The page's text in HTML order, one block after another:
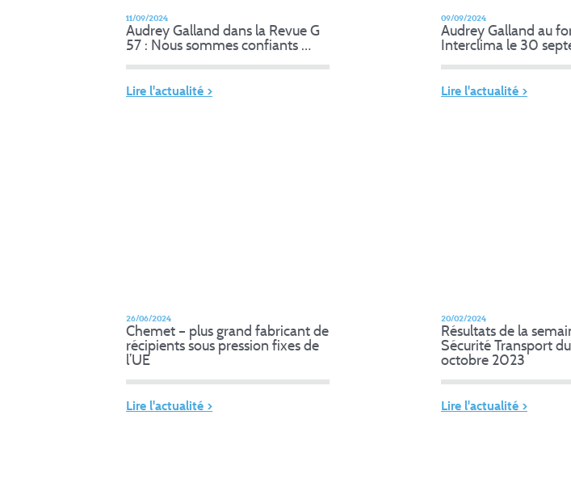
11/09/2024
Audrey Galland dans la Revue G
57 : Nous sommes confiants …
Lire l'actualité >
09/09/2024
Audrey Galland au
Interclima le 30
Lire l'actualité >
26/06/2024
Chemet – plus grand fabricant de
récipients sous pression fixes de
l’UE
Lire l'actualité >
20/02/2024
Résultats de la
Sécurité Transport
octobre 2023
Lire l'actualité >